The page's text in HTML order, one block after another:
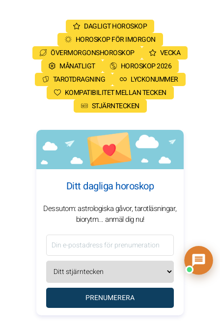
DAGLIGT HOROSKOP
HOROSKOP FÖR IMORGON
ÖVERMORGONSHOROSKOP
VECKA
MÅNATLIGT
HOROSKOP 2026
TAROTDRAGNING
LYCKONUMMER
KOMPATIBILITET MELLAN TECKEN
STJÄRNTECKEN
Ditt dagliga horoskop
Dessutom: astrologiska gåvor, tarotläsningar,
biorytm... anmäl dig nu!
PRENUMERERA